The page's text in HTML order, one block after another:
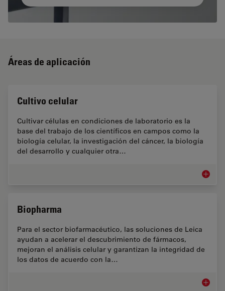
Áreas de aplicación
Cultivo celular
Cultivar células en condiciones de laboratorio es la
base del trabajo de los científicos en campos como la
biología celular, la investigación del cáncer, la biología
del desarrollo y cualquier otra…
Cultivo
Biopharma
Para el sector biofarmacéutico, las soluciones de Leica
ayudan a acelerar el descubrimiento de fármacos,
mejoran el análisis celular y garantizan la integridad de
los datos de acuerdo con la…